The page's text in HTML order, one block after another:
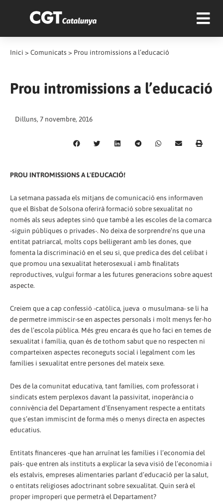
Inici > Comunicats > Prou intromissions a l’educació
Prou intromissions a l’educació
Dilluns, 7 novembre, 2016
PROU INTROMISSIONS A L'EDUCACIÓ!
La setmana passada els mitjans de comunicació ens informaven
que el Bisbat de Solsona oferirà formació sobre sexualitat no
només als seus adeptes sinó que també a les escoles de la comarca
-siguin públiques o privades-. No deixa de sorprendre’ns que una
entitat patriarcal, molts cops bel·ligerant amb les dones, que
fomenta la discriminació en el seu si, que predica des del celibat i
que promou una sexualitat heterosexual i amb finalitats
reproductives, vulgui formar a les futures generacions sobre aquest
aspecte.
Creiem que a cap confessió -catòlica, jueva o musulmana- se li ha
de permetre immiscir-se en aspectes personals i molt menys fer-ho
des de l’escola pública. Més greu encara és que ho faci en temes de
sexualitat i família, quan és de tothom sabut que no respecten ni
comparteixen aspectes reconeguts social i legalment com les
famílies i sexualitat entre persones del mateix sexe.
Des de la comunitat educativa, tant famílies, com professorat i
sindicats estem perplexos davant la passivitat, inoperància o
connivència del Departament d’Ensenyament respecte a entitats
que s’estan immiscint de forma més o menys directa en aspectes
educatius.
Entitats financeres -que han arruïnat les famílies i l’economia del
país- que entren als instituts a explicar la seva visió de l’economia i
els estalvis, empreses alimentaries parlant d’educació per la salut,
o entitats religioses adoctrinant sobre sexualitat. Quin serà el
proper improperi que permetrà el Departament?